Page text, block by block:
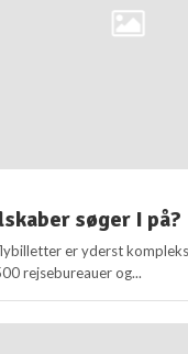
søger I på?
er yderst
rejsebureauer og...